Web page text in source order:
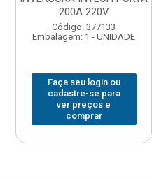
200A 220V
Código: 377133
Embalagem: 1 - UNIDADE
Faça seu login ou
cadastre-se para
ver preços e
comprar